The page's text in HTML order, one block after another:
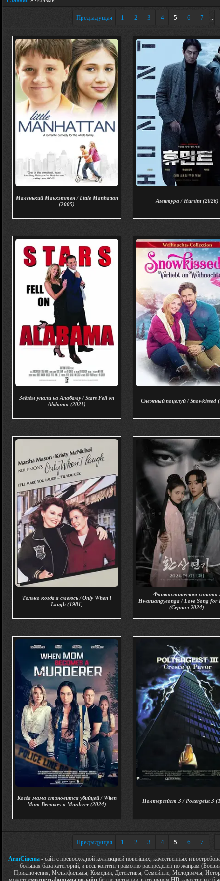
Предыдущая 1 2 3 4 5 6 7 ...
Маленький Манхэттен / Little Manhattan
(2005)
Агентура / Humint (2026)
Звёзды упали на Алабаму / Stars Fell on
Alabama (2021)
Снежный поцелуй / Snowkissed
Только когда я смеюсь / Only When I
Laugh (1981)
Фантастическая соната
Hwansangyeonga / Love Song for
(Сериал 2024)
Когда мама становится убийцей / When
Mom Becomes a Murderer (2024)
Полтергейст 3 / Poltergeist 3
Предыдущая 1 2 3 4 5 6 7 ...
ArmCinema - сайт с превосходной коллекцией новейших, качественных и
большая база категорий, и весь контент грамотно распределён по жанрам
Приключения, Мультфильмы, Комедии, Детективы, Семейные, Мелодрамы,
можете смотреть фильмы онлайн без регистрации, в отличном HD качестве и с